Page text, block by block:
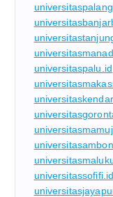
universitaspalu.id
universitassofifi.id